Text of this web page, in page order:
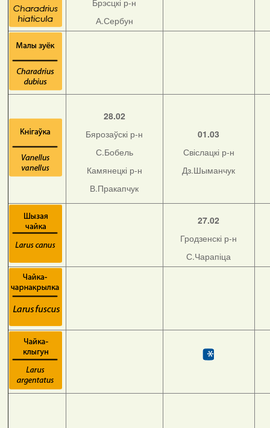
Брэсцкі р-н
А.Сербун
28.02
Бярозаўскі р-н
С.Бобель
Камянецкі р-н
В.Пракапчук
01.03
Свіслацкі р-н
Дз.Шыманчук
27.02
Гродзенскі р-н
С.Чарапіца